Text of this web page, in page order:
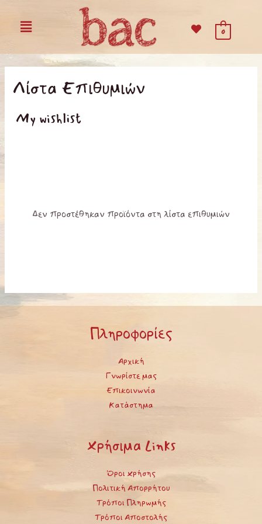
Menu 0
Λίστα Επιθυμιών
My wishlist
Δεν προστέθηκαν προϊόντα στη λίστα επιθυμιών
Πληροφορίες
Αρχική
Γνωρίστε μας
Επικοινωνία
Κατάστημα
Χρήσιμα Links
Όροι Χρήσης
Πολιτική Απορρήτου
Τρόποι Πληρωμής
Τρόποι Αποστολής